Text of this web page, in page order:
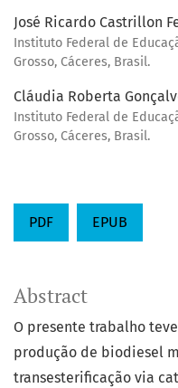
José Ricardo Castrillon
Instituto Federal de
Grosso, Cáceres, Brasil.
Cláudia Roberta
Instituto Federal de
Grosso, Cáceres, Brasil.
PDF EPUB
Abstract
O presente trabalho
produção de biodiesel
transesterificação via